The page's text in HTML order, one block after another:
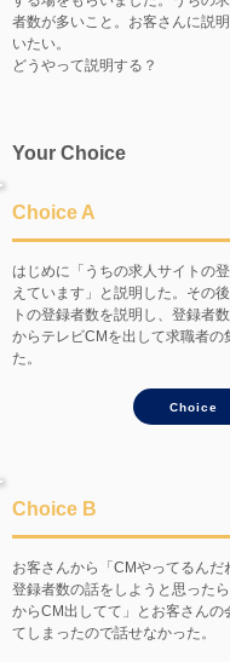
者数が多いこと。お客さんに説
いたい。
どうやって説明する？
Your Choice
Choice A
はじめに「うちの求人サイトの
えています」と説明した。その
トの登録者数を説明し、登録者
からテレビCMを出して求職者の
た。
Choice
Choice B
お客さんから「CMやってるん
登録者数の話をしようと思った
からCM出してて」とお客さんの
てしまったので話せなかった。